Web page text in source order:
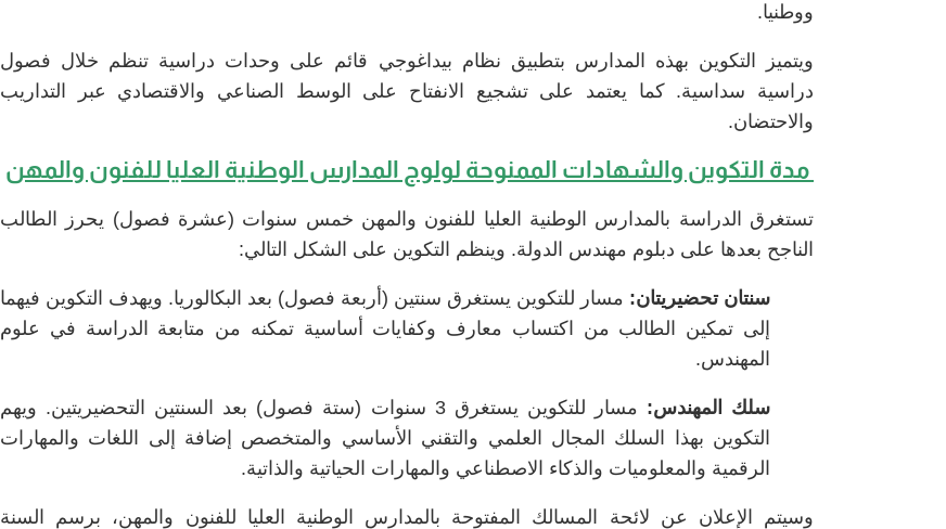
ووطنيا.
ويتميز التكوين بهذه المدارس بتطبيق نظام بيداغوجي قائم على وحدات دراسية تنظم خلال فصول
دراسية سداسية. كما يعتمد على تشجيع الانفتاح على الوسط الصناعي والاقتصادي عبر التداريب
والاحتضان.
مدة التكوين والشهادات الممنوحة لولوج المدارس الوطنية العليا للفنون والمهن
تستغرق الدراسة بالمدارس الوطنية العليا للفنون والمهن خمس سنوات (عشرة فصول) يحرز الطالب
الناجح بعدها على دبلوم مهندس الدولة. وينظم التكوين على الشكل التالي:
سنتان تحضيريتان: مسار للتكوين يستغرق سنتين (أربعة فصول) بعد البكالوريا. ويهدف التكوين فيهما
إلى تمكين الطالب من اكتساب معارف وكفايات أساسية تمكنه من متابعة الدراسة في علوم
المهندس.
سلك المهندس:
مسار للتكوين يستغرق 3 سنوات (ستة فصول) بعد السنتين التحضيريتين. ويهم
التكوين بهذا السلك المجال العلمي والتقني الأساسي والمتخصص إضافة إلى اللغات والمهارات
الرقمية والمعلوميات والذكاء الاصطناعي والمهارات الحياتية والذاتية.
وسيتم الإعلان عن لائحة المسالك المفتوحة بالمدارس الوطنية العليا للفنون والمهن، برسم السنة